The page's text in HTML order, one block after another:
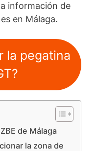
información de
en Málaga.
la pegatina
de Málaga
la zona de